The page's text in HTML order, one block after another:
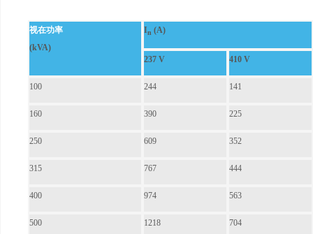
视在功率
(kVA)
In (A)
237 V 410 V
100 244 141
160 390 225
250 609 352
315 767 444
400 974 563
500 1218 704